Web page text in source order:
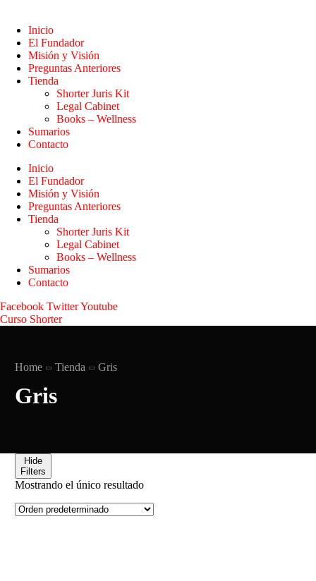
Inicio
El Fundador
Misión y Visión
Preguntas Anteriores
Tienda
Shorter Juris Kit
Legal Cabinet
Books – Wellness
Sumarios
Contacto
Inicio
El Fundador
Misión y Visión
Preguntas Anteriores
Tienda
Shorter Juris Kit
Legal Cabinet
Books – Wellness
Sumarios
Contacto
Facebook TwitterYoutube
Curso Shorter
Home Tienda Gris
Gris
Hide
Filters
Mostrando el único resultado